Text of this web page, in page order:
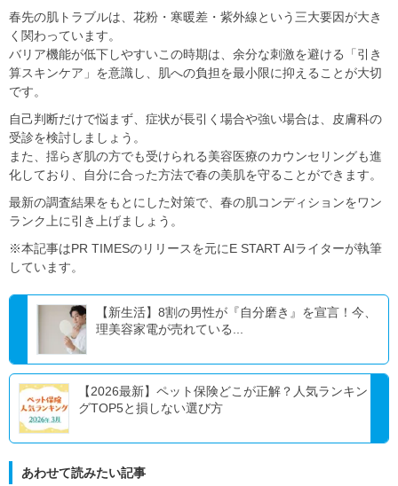
春先の肌トラブルは、花粉・寒暖差・紫外線という三大要因が大き
く関わっています。
バリア機能が低下しやすいこの時期は、余分な刺激を避ける「引き
算スキンケア」を意識し、肌への負担を最小限に抑えることが大切
です。
自己判断だけで悩まず、症状が長引く場合や強い場合は、皮膚科の
受診を検討しましょう。
また、揺らぎ肌の方でも受けられる美容医療のカウンセリングも進
化しており、自分に合った方法で春の美肌を守ることができます。
最新の調査結果をもとにした対策で、春の肌コンディションをワン
ランク上に引き上げましょう。
※本記事はPR TIMESのリリースを元にE START AIライターが執筆
しています。
【新生活】8割の男性が『自分磨き』を宣言！今、
理美容家電が売れている...
【2026最新】ペット保険どこが正解？人気ランキン
グTOP5と損しない選び方
あわせて読みたい記事